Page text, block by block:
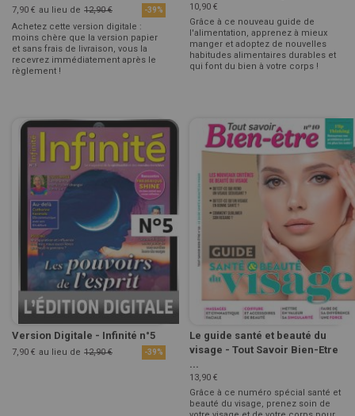
7,90 € au lieu de 12,90 € -39%
Achetez cette version digitale :
moins chère que la version papier
et sans frais de livraison, vous la
recevrez immédiatement après le
règlement !
10,90 €
Grâce à ce nouveau guide de
l'alimentation, apprenez à mieux
manger et adoptez de nouvelles
habitudes alimentaires durables et
qui font du bien à votre corps !
Version Digitale - Infinité n°5
7,90 € au lieu de 12,90 € -39%
Le guide santé et beauté du
visage - Tout Savoir Bien-Etre
...
13,90 €
Grâce à ce numéro spécial santé et
beauté du visage, prenez soin de